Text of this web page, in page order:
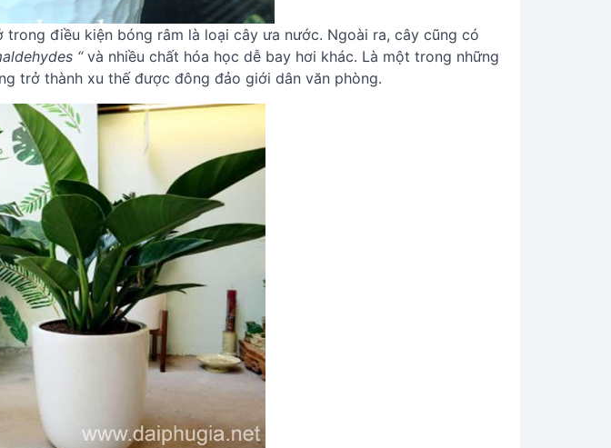
điều kiện bóng râm là loại cây ưa nước. Ngoài ra, cây cũng có
“và nhiều chất hóa học dễ bay hơi khác. Là một trong những
trở thành xu thế được đông đảo giới dân văn phòng.